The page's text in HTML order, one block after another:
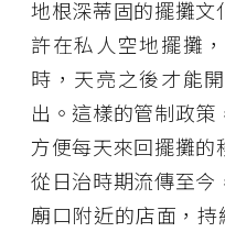
地根深蒂固的擺攤文
許在私人空地擺攤
時，天亮之後才能
出。這樣的管制政策
方便每天來回擺攤
從日治時期流傳至今
廟口附近的店面，